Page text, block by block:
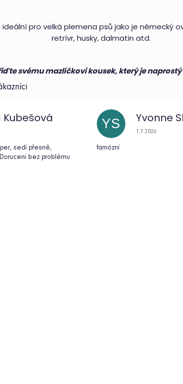
pro velká plemena psů jako je německý
retrívr, husky, dalmatin atd.
svému mazlíčkovi kousek, který je
obchodu je 5 z 5 hvězdiček.
sedí přesně,
bez problému
YS Yvonne
Hodnocení
1.7.2026
famózní